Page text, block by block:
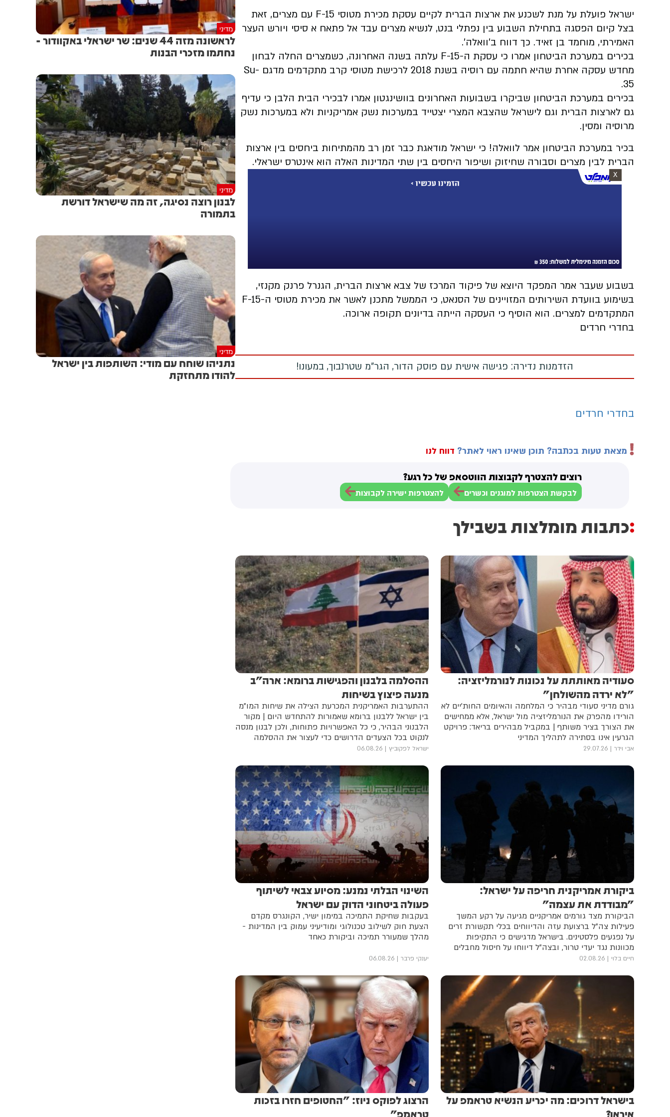
ישראל פועלת על מנת לשכנע את ארצות הברית לקיים עסקת מכירת מטוסי F-15 עם מצרים, זאת
בצל קיום הפסגה בתחילת השבוע בין נפתלי בנט, לנשיא מצרים עבד אל פתאח א סיסי ויורש העצר
האמירתי, מוחמד בן זאיד. כך דווח ב'וואלה'.
בכירים במערכת הביטחון אמרו כי עסקת ה-F-15 עלתה בשנה האחרונה, כשמצרים החלה לבחון
מחדש עסקה אחרת שהיא חתמה עם רוסיה בשנת 2018 לרכישת מטוסי קרב מתקדמים מדגם Su-
35.
בכירים במערכת הביטחון שביקרו בשבועות האחרונים בוושינגטון אמרו לבכירי הבית הלבן כי עדיף
גם לארצות הברית וגם לישראל שהצבא המצרי יצטייד במערכות נשק אמריקניות ולא במערכות נשק
מרוסיה ומסין.
בכיר במערכת הביטחון אמר לוואלה! כי ישראל מודאגת כבר זמן רב מהמתיחות ביחסים בין ארצות
הברית לבין מצרים וסבורה שחיזוק ושיפור היחסים בין שתי המדינות האלה הוא אינטרס ישראלי.
X
בשבוע שעבר אמר המפקד היוצא של פיקוד המרכז של צבא ארצות הברית, הגנרל פרנק מקנזי,
בשימוע בוועדת השירותים המזויינים של הסנאט, כי הממשל מתכנן לאשר את מכירת מטוסי ה-F-15
המתקדמים למצרים. הוא הוסיף כי העסקה הייתה בדיונים תקופה ארוכה.
בחדרי חרדים
הזדמנות נדירה: פגישה אישית עם פוסק הדור, הגר"מ שטרנבוך, במעונו!
בחדרי חרדים
מצאת טעות בכתבה? תוכן שאינו ראוי לאתר? דווח לנו
רוצים להצטרף לקבוצות הווטסאפ של כל רגע?
לבקשת הצטרפות למוגנים וכשרים להצטרפות ישירה לקבוצות
כתבות מומלצות בשבילך
סעודיה מאותתת על נכונות לנורמליזציה:
"לא ירדה מהשולחן"
גורם מדיני סעודי מבהיר כי המלחמה והאיומים החות'יים לא
הורידו מהפרק את הנורמליזציה מול ישראל, אלא ממחישים
את הצורך בציר משותף | במקביל מבהירים בריאד: פרויקט
הגרעין אינו בסתירה לתהליך המדיני
אבי וידר 29.07.26
ההסלמה בלבנון והפגישות ברומא: ארה"ב
מנעה פיצוץ בשיחות
ההתערבות האמריקנית המכרעת הצילה את שיחות המו"מ
בין ישראל ללבנון ברומא שאמורות להתחדש היום | מקור
הלבנוני הבהיר, כי כל האפשרויות פתוחות, ולכן לבנון מנסה
לנקוט בכל הצעדים הדרושים כדי לעצור את ההסלמה
ולחזור למו"מ
ישראל לפקוביץ 06.08.26
ביקורת אמריקנית חריפה על ישראל:
"מבודדת את עצמה"
הביקורת מצד גורמים אמריקניים מגיעה על רקע המשך
פעילות צה"ל ברצועת עזה והדיווחים בכלי תקשורת זרים
על נפגעים פלסטינים. בישראל מדגישים כי התקיפות
מכוונות נגד יעדי טרור, ובצה"ל דיווחו על חיסול מחבלים
מחמאס, הג'יהאד האיסלאמי וארגונים נוספים
חיים בלוי 02.08.26
השינוי הבלתי נמנע: מסיוע צבאי לשיתוף
פעולה ביטחוני הדוק עם ישראל
בעקבות שחיקת התמיכה במימון ישיר, הקונגרס מקדם
הצעת חוק לשילוב טכנולוגי ומודיעיני עמוק בין המדינות -
מהלך שמעורר תמיכה וביקורת כאחד
יענקי פרבר 06.08.26
בישראל דרוכים: מה יכריע הנשיא טראמפ על
איראן?
הרצוג לפוקס ניוז: "החטופים חזרו בזכות
טראמפ"
מדיני
לראשונה מזה 44 שנים: שר ישראלי באקוודור -
נחתמו מזכרי הבנות
מדיני
לבנון רוצה נסיגה, זה מה שישראל דורשת
בתמורה
מדיני
נתניהו שוחח עם מודי: השותפות בין ישראל
להודו מתחזקת